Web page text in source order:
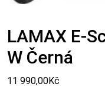
LAMAX E-
W Černá
11 990,00Kč